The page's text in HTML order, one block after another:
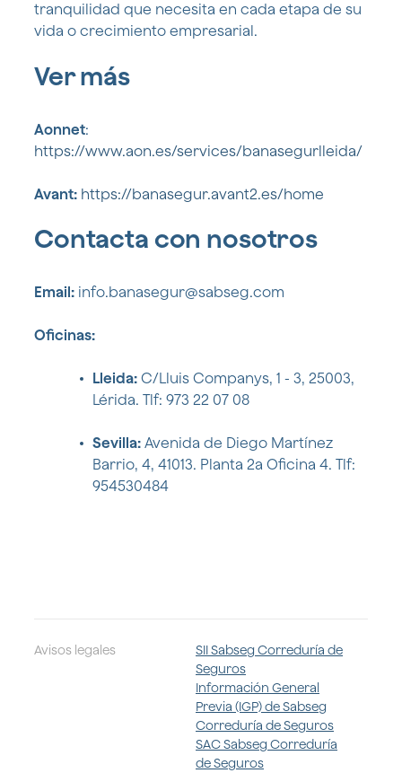
tranquilidad que necesita en cada etapa de su
vida o crecimiento empresarial.
Ver más
Aonnet:
https://www.aon.es/services/banasegurlleida/
Avant: https://banasegur.avant2.es/home
Contacta con nosotros
Email: info.banasegur@sabseg.com
Oficinas:
Lleida: C/Lluis Companys, 1 - 3, 25003,
Lérida. Tlf: 973 22 07 08
Sevilla: Avenida de Diego Martínez
Barrio, 4, 41013. Planta 2a Oficina 4. Tlf:
954530484
Avisos legales
SII Sabseg Correduría de
Seguros
Información General
Previa (IGP) de Sabseg
Correduría de Seguros
SAC Sabseg Correduría
de Seguros